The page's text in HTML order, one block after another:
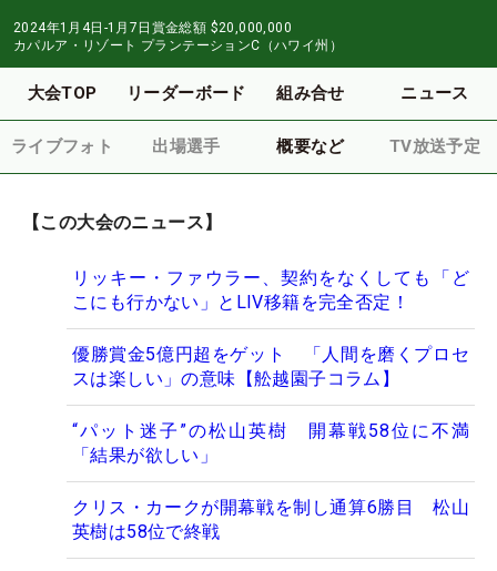
2024年1月4日-1月7日 賞金総額 $20,000,000
カパルア・リゾート プランテーションC（ハワイ州）
大会TOP リーダーボード 組み合せ ニュース
ライブフォト 出場選手 概要など TV放送予定
【この大会のニュース】
リッキー・ファウラー、契約をなくしても「ど
こにも行かない」とLIV移籍を完全否定！
優勝賞金5億円超をゲット 「人間を磨くプロセ
スは楽しい」の意味【舩越園子コラム】
“パット迷子”の松山英樹 開幕戦58位に不満
「結果が欲しい」
クリス・カークが開幕戦を制し通算6勝目 松山
英樹は58位で終戦